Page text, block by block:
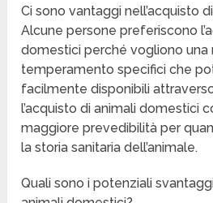
Ci sono vantaggi nell’acquisto
Alcune persone preferiscono
domestici perché vogliono una
temperamento specifici che
facilmente disponibili
l’acquisto di animali domestici
maggiore prevedibilità per
la storia sanitaria dell’animale.
Quali sono i potenziali